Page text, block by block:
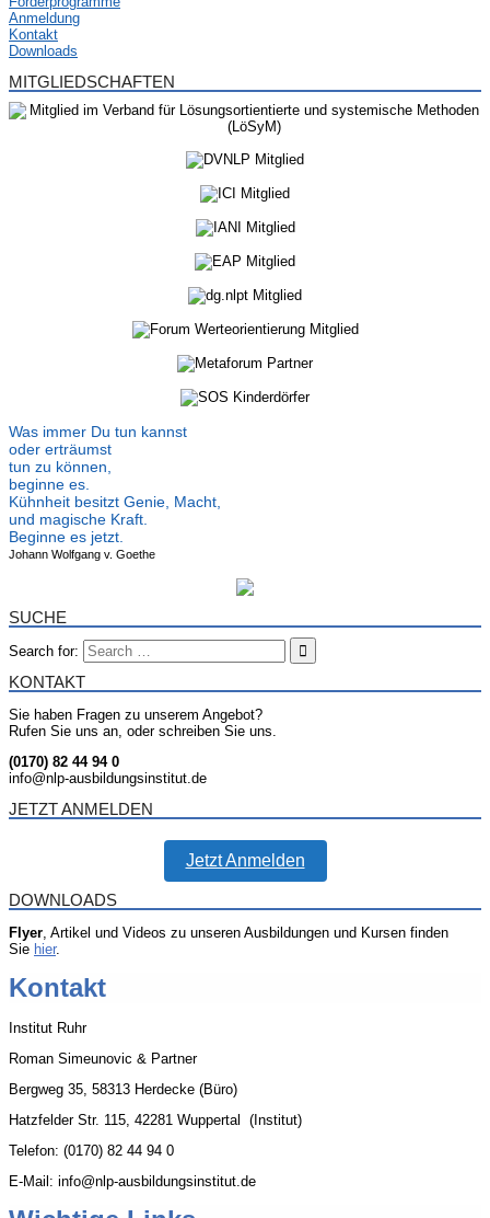
Anmeldung
Kontakt
Downloads
MITGLIEDSCHAFTEN
Was immer Du tun kannst
oder erträumst
tun zu können,
beginne es.
Kühnheit besitzt Genie, Macht,
und magische Kraft.
Beginne es jetzt.
Johann Wolfgang v. Goethe
SUCHE
Search for:
KONTAKT
Sie haben Fragen zu unserem Angebot?
Rufen Sie uns an, oder schreiben Sie uns.
(0170) 82 44 94 0
info@nlp-ausbildungsinstitut.de
JETZT ANMELDEN
Jetzt Anmelden
DOWNLOADS
Flyer , Artikel und Videos zu unseren Ausbildungen und Kursen finden
Sie hier.
Kontakt
Institut Ruhr
Roman Simeunovic & Partner
Bergweg 35, 58313 Herdecke (Büro)
Hatzfelder Str. 115, 42281 Wuppertal (Institut)
Telefon: (0170) 82 44 94 0
E-Mail: info@nlp-ausbildungsinstitut.de